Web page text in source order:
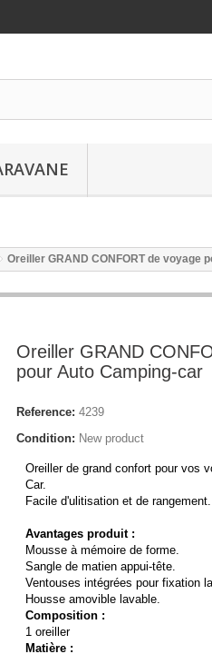
Oreiller GRAND CONFORT de voyage
Oreiller GRAND
pour Auto Camping-car
Reference: 4239
Condition: New product
Oreiller de grand confort pour vos
Car.
Facile d'ulitisation et de rangement.
Avantages produit :
Mousse à mémoire de forme.
Sangle de matien appui-tête.
Ventouses intégrées pour fixation
Housse amovible lavable.
Composition :
1 oreiller
Matière :